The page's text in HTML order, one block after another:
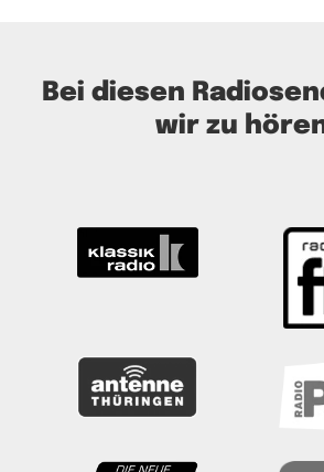
Bei diesen
wir zu